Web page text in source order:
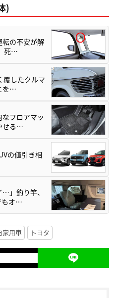
)
転の不安が解
死…
覆したクルマ
を…
フロアマッ
せる…
の値引き相
」釣り竿、
もオ…
家用車 トヨタ